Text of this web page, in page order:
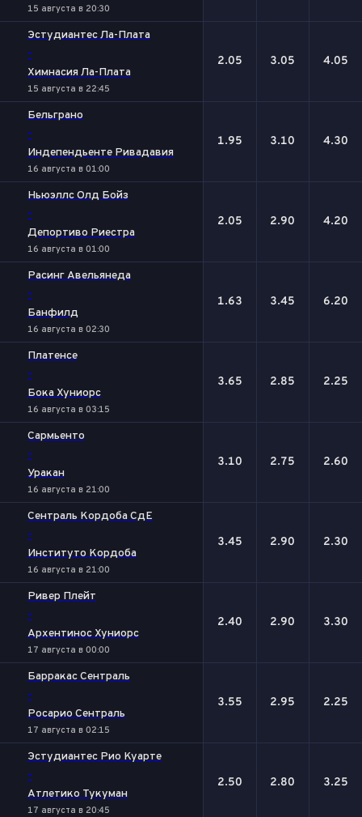
15 августа в 20:30
Эстудиантес Ла-Плата
-
Химнасия Ла-Плата
15 августа в 22:45
2.05 3.05 4.05
Бельграно
-
Индепендьенте Ривадавия
16 августа в 01:00
1.95 3.10 4.30
Ньюэллс Олд Бойз
-
Депортиво Риестра
16 августа в 01:00
2.05 2.90 4.20
Расинг Авельянеда
-
Банфилд
16 августа в 02:30
1.63 3.45 6.20
Платенсе
-
Бока Хуниорс
16 августа в 03:15
3.65 2.85 2.25
Сармьенто
-
Уракан
16 августа в 21:00
3.10 2.75 2.60
Сентраль Кордоба СдЕ
-
Институто Кордоба
16 августа в 21:00
3.45 2.90 2.30
Ривер Плейт
-
Архентинос Хуниорс
17 августа в 00:00
2.40 2.90 3.30
Барракас Сентраль
-
Росарио Сентраль
17 августа в 02:15
3.55 2.95 2.25
Эстудиантес Рио Куарте
-
Атлетико Тукуман
17 августа в 20:45
2.50 2.80 3.25